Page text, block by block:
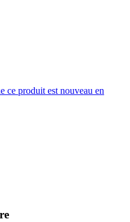
ce produit est nouveau en